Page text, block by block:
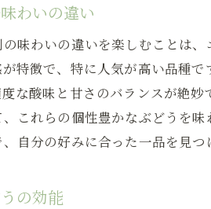
わいの違い
味わいの違いを楽しむことは
特徴で、特に人気が高い品種
な酸味と甘さのバランスが絶
これらの個性豊かなぶどうを
自分の好みに合った一品を見つ
の効能